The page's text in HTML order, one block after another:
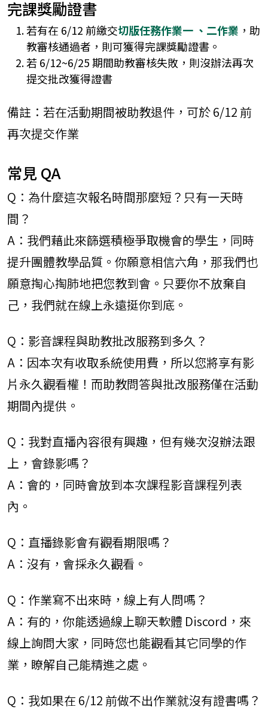
完課獎勵證書
若有在 6/12 前繳交切版任務作業一 、二作業 ，助
教審核通過者，則可獲得完課獎勵證書。
若 6/12~6/25 期間助教審核失敗，則沒辦法再次
提交批改獲得證書
備註：若在活動期間被助教退件，可於 6/12 前
再次提交作業
常見 QA
Q：為什麼這次報名時間那麼短？只有一天時
間？
A：我們藉此來篩選積極爭取機會的學生，同時
提升團體教學品質。你願意相信六角，那我們也
願意掏心掏肺地把您教到會。只要你不放棄自
己，我們就在線上永遠挺你到底。
Q：影音課程與助教批改服務到多久？
A：因本次有收取系統使用費，所以您將享有影
片永久觀看權！而助教問答與批改服務僅在活動
期間內提供。
Q：我對直播內容很有興趣，但有幾次沒辦法跟
上，會錄影嗎？
A：會的，同時會放到本次課程影音課程列表
內。
Q：直播錄影會有觀看期限嗎？
A：沒有，會採永久觀看。
Q：作業寫不出來時，線上有人問嗎？
A：有的，你能透過線上聊天軟體 Discord，來
線上詢問大家，同時您也能觀看其它同學的作
業，瞭解自己能精進之處。
Q：我如果在 6/12 前做不出作業就沒有證書嗎？